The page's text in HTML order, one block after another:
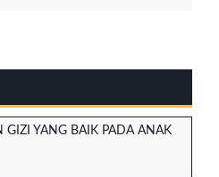
GIZI YANG BAIK PADA ANAK